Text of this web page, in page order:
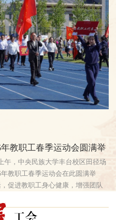
教职工春季运动会圆满举
午，中央民族大学丰台校区田径场
教职工春季运动会在此圆满举
促进教职工身心健康，增强团队
依次走过主席台，充分展现了民